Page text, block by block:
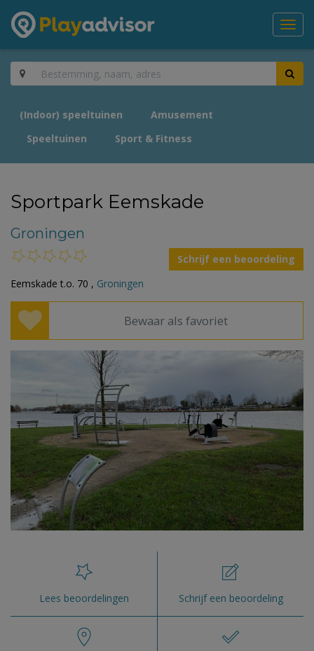
(Indoor) speeltuinen
Amusement
Speeltuinen
Sport & Fitness
Sportpark Eemskade
Groningen
Schrijf een beoordeling
Eemskade t.o. 70 , Groningen
Bewaar als favoriet
Lees beoordelingen Schrijf een beoordeling